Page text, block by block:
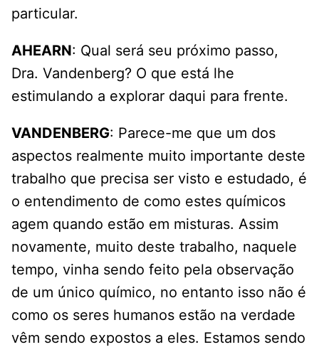
particular.
AHEARN: Qual será seu próximo passo,
Dra. Vandenberg? O que está lhe
estimulando a explorar daqui para frente.
VANDENBERG: Parece-me que um dos
aspectos realmente muito importante deste
trabalho que precisa ser visto e estudado, é
o entendimento de como estes químicos
agem quando estão em misturas. Assim
novamente, muito deste trabalho, naquele
tempo, vinha sendo feito pela observação
de um único químico, no entanto isso não é
como os seres humanos estão na verdade
vêm sendo expostos a eles. Estamos sendo